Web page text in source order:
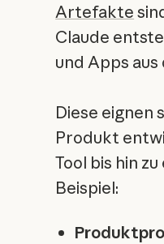
Artefakte
Claude
und Apps aus
Diese eignen
Produkt
Tool bis hin
Beispiel: